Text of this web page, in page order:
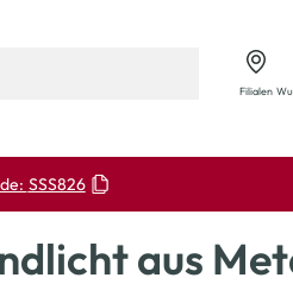
Filialen
SSS826
aus